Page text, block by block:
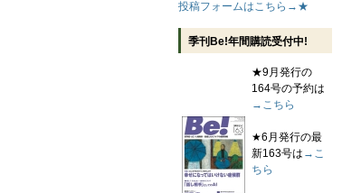
投稿フォームはこちら→★
季刊Be!年間購読受付中!
★9月発行の
164号の予約は
→こちら
★6月発行の最
新163号は →こ
ちら